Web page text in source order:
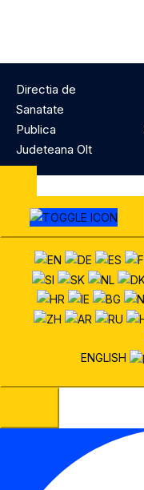
Directia de
Sanatate
Publica
Judeteana Olt
ENGLISH